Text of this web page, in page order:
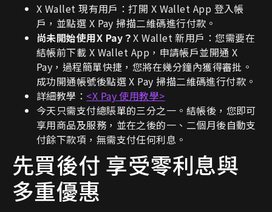
X Wallet 現有用戶：打開 X Wallet App 登入帳
戶，並點選 X Pay 掃描二維碼進行付款。
尚未開始使用X Pay？X Wallet 新用戶：您需要在
結帳前下載 X Wallet App，申請帳戶並開通 X
Pay，過程簡單快捷，您將在幾分鐘內獲得審批。
成功開通帳號後點選 X Pay 掃描二維碼進行付款。
詳細教學： <X Pay 使用教學>
今天只需支付總賬單的三分之一。結帳後，您即可
享用商品及服務，並在之後的一、二個月後自動支
付餘下款項，無需支付任何利息。
先買後付 享受零利息與
多重優惠